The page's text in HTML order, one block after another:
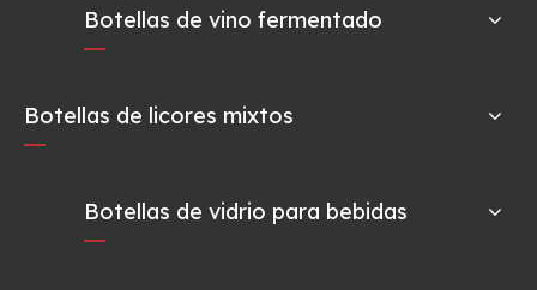
Botellas de vino fermentado
Botellas de licores mixtos
Botellas de vidrio para bebidas